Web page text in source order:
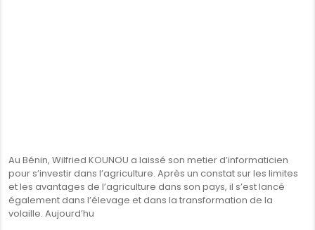
Au Bénin, Wilfried KOUNOU a laissé son metier d’informaticien
pour s’investir dans l’agriculture. Après un constat sur les limites
et les avantages de l’agriculture dans son pays, il s’est lancé
également dans l’élevage et dans la transformation de la
volaille. Aujourd’hu